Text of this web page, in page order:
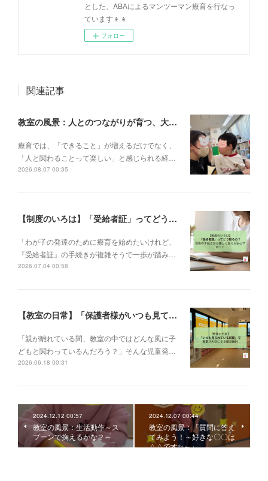
とした、ABAによるマンツーマン療育を行なっ
ています👦👧
フォロー
関連記事
教室の風景：人とのつながりが育つ、大切な一瞬🌼
療育では、「できること」が増えるだけでなく、
「人と関わることって楽しい」と感じられる経…
2026.08.07 00:35
【制度のいろは】「受給者証」ってどう取るの？申請の流れと、てらぴぁぽけっとの安心サポート✨
「わが子の発達のために療育を始めたいけれど、
『受給者証』の手続きが複雑そうで一歩が踏み…
2026.07.04 00:58
【教室の日常】「保護者様がいつも見ている前提で」。私たちが大切にする教室運営指針✨
「親が離れている間、教室の中ではどんな風に子
どもと関わっているんだろう？」そんな児童発…
2026.06.18 00:31
2024.12.12 00:57
教室の風景：生活動作～ス
プーンで掬えるかな？～
2024.12.07 00:44
教室の風景：「質問に答え
てみよう！～好きな〇〇は
△△です✨～」